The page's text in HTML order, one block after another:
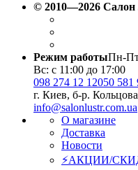
© 2010—2026
Режим работыПн-
Вс: с 11:00 до 17:00
098 274 12 12050 581
г. Киев, б-р.
info@salonlustr.com.ua
О магазине
Доставка
Новости
⚡АКЦИИ/